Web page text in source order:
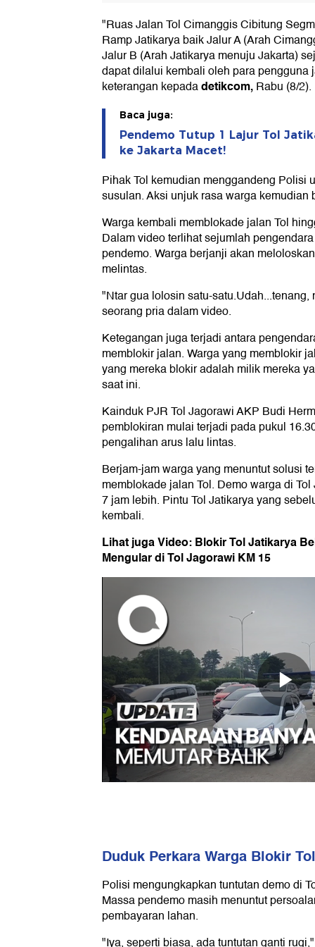
"Ruas Jalan Tol Cimanggis Cibitung
Ramp Jatikarya baik Jalur A (Arah
Jalur B (Arah Jatikarya menuju Jakarta)
dapat dilalui kembali oleh para pengguna
keterangan kepadadetikcom,Rabu (8/2).
Baca juga:
Pendemo Tutup 1 Lajur Tol
ke Jakarta Macet!
Pihak Tol kemudian menggandeng Polisi
susulan. Aksi unjuk rasa warga kemudian
Warga kembali memblokade jalan Tol
Dalam video terlihat sejumlah
pendemo. Warga berjanji akan
melintas.
"Ntar gua lolosin satu-
seorang pria dalam video.
Ketegangan juga terjadi antara
memblokir jalan. Warga yang memblokir
yang mereka blokir adalah milik mereka
saat ini.
Kainduk PJR Tol Jagorawi AKP Budi
pemblokiran mulai terjadi pada pukul
pengalihan arus lalu lintas.
Berjam-jam warga yang menuntut solusi
memblokade jalan Tol. Demo warga di
7 jam lebih. Pintu Tol Jatikarya yang
kembali.
Lihat juga Video: Blokir Tol Jatikarya
Mengular di Tol Jagorawi KM 15
Duduk Perkara Warga Blokir
Polisi mengungkapkan tuntutan demo di
Massa pendemo masih menuntut
pembayaran lahan.
"Iya, seperti biasa, ada tuntutan ganti